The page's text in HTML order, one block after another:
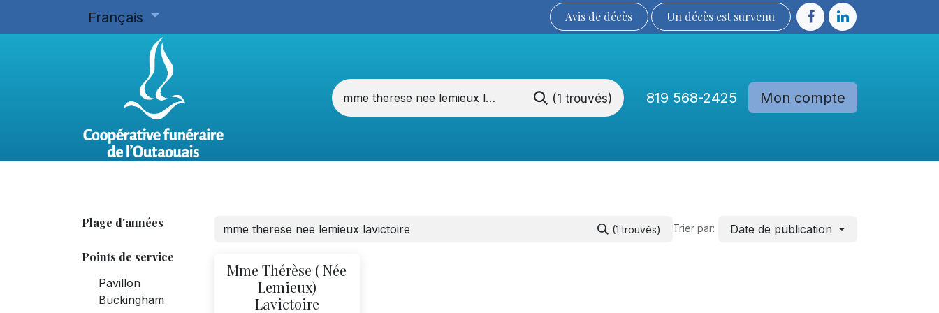
Français Avis de décès Un décès est sur​​​​​​​​ve​nu​​​​​​​​​​
(1 trouvés) 819 568-2425 Mon compte
Plage d'années
Points de service
Pavillon
Buckingham
(1 trouvés) Trier par: Date de publication
Mme Thérèse ( Née
Lemieux)
Lavictoire